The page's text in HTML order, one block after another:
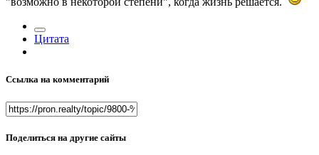
Цитата
Ссылка на комментарий
Поделиться на другие сайты